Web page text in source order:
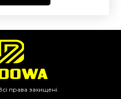
права захищені.